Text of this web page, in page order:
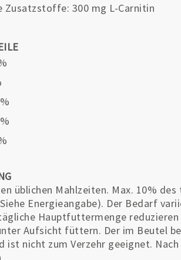
Zusatzstoffe: 300 mg L-Carnitin
üblichen Mahlzeiten. Max. 10%
Energieangabe). Der Bedarf
Hauptfuttermenge
Aufsicht füttern. Der im Beutel
ist nicht zum Verzehr geeignet.